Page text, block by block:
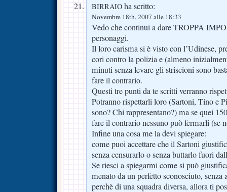
BIRRAIO ha scritto:
Novembre 18th, 2007 alle 18:33
Vedo che continui a dare TROPPA
personaggi.
Il loro carisma si è visto con l’Udinese,
cori contro la polizia e (almeno
minuti senza levare gli striscioni sono
fare il contrario.
Questi tre punti da te scritti verranno
Potranno rispettarli loro (Sartoni, Tino e
sono? Chi rappresentano?) ma se quei
fare il contrario nessuno può fermarli (se
Infine una cosa me la devi spiegare:
come puoi accettare che il Sartoni
senza censurarlo o senza buttarlo fuori
Se riesci a spiegarmi come si può
menato da un perfetto sconosciuto,
perchè di una squadra diversa, allora ti